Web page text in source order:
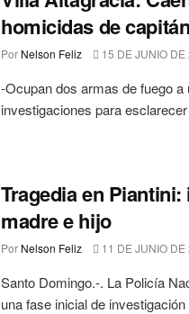
homicidas de capitán
Por Nelson Feliz 15 DE JUNIO DE
-Ocupan dos armas de fuego
investigaciones para
Tragedia en
madre e hijo
Por Nelson Feliz 11 DE JUNIO DE
Santo Domingo.-. La Policía
una fase inicial de